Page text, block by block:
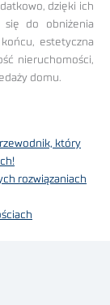
dzięki ich
się do obniżenia
estetyczna
nieruchomości,
domu.
który
rozwiązaniach